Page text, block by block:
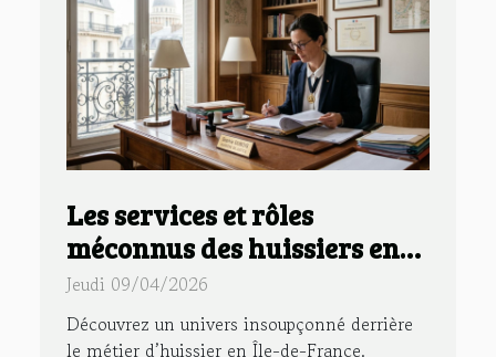
Les services et rôles
méconnus des huissiers en
Île-de-France
Jeudi 09/04/2026
Découvrez un univers insoupçonné derrière
le métier d’huissier en Île-de-France.